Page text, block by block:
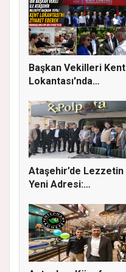
Başkan Vekilleri Kent
Lokantası'nda
Ataşehir’de Lezzetin
Yeni Adresi: